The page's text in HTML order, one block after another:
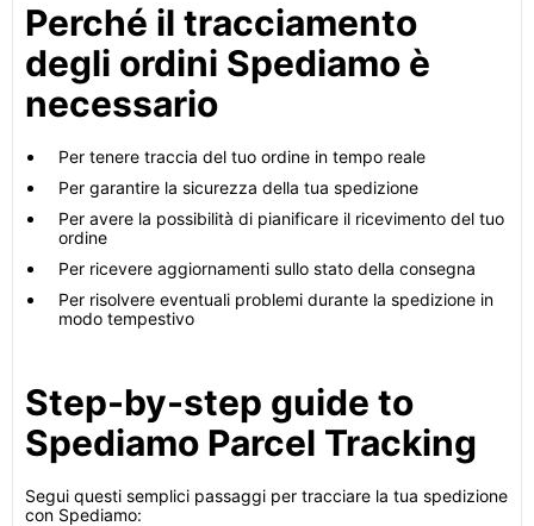
Perché il tracciamento
degli ordini Spediamo è
necessario
Per tenere traccia del tuo ordine in tempo reale
Per garantire la sicurezza della tua spedizione
Per avere la possibilità di pianificare il ricevimento del tuo
ordine
Per ricevere aggiornamenti sullo stato della consegna
Per risolvere eventuali problemi durante la spedizione in
modo tempestivo
Step-by-step guide to
Spediamo Parcel Tracking
Segui questi semplici passaggi per tracciare la tua spedizione
con Spediamo: